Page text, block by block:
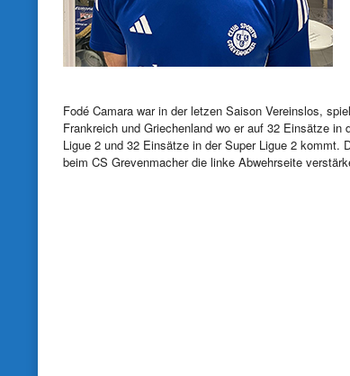
Fodé Camara war in der letzen Saison Vereinslos,
Frankreich und Griechenland wo er auf 32 Einsätze in
Ligue 2 und 32 Einsätze in der Super Ligue 2 kommt.
beim CS Grevenmacher die linke Abwehrseite